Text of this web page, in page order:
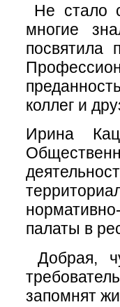
Не стало
многие
посвятила
коллег и
Ирина
палаты в
Добрая,
запомнят